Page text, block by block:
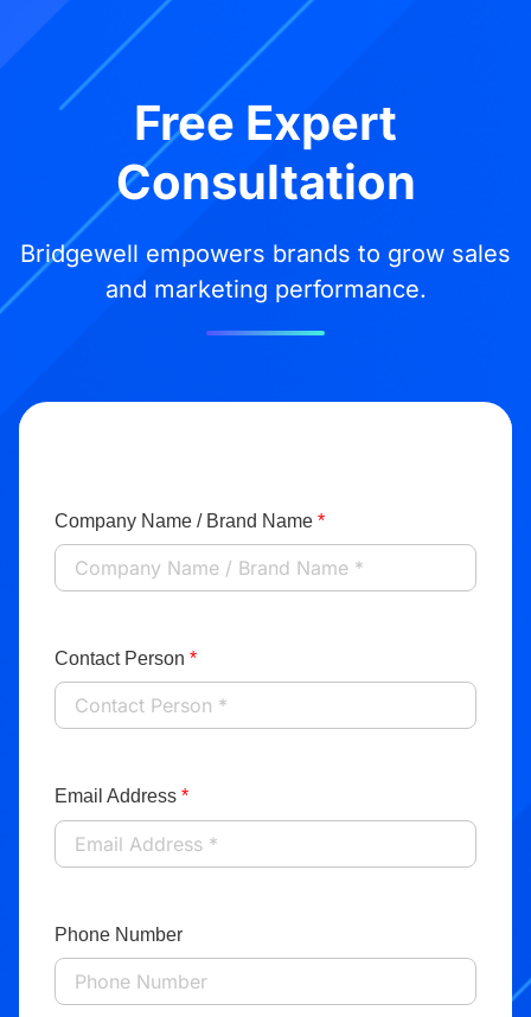
Free Expert
Consultation
Bridgewell empowers brands to grow sales
and marketing performance.
Company Name / Brand Name *
Contact Person *
Email Address *
Phone Number